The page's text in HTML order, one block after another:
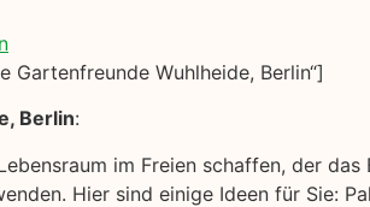
Gartenfreunde Wuhlheide, Berlin“]
Berlin:
im Freien schaffen, der das
Hier sind einige Ideen für Sie: